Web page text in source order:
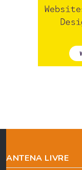
ANTENA LIVRE